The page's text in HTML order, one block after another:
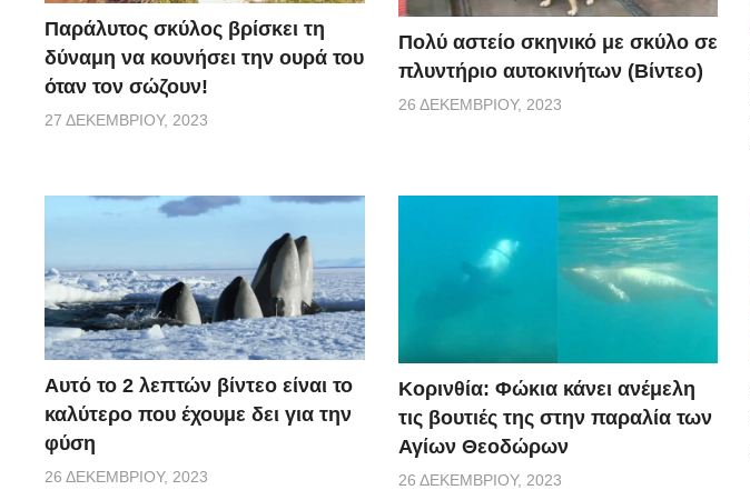
Παράλυτος σκύλος βρίσκει τη
δύναμη να κουνήσει την ουρά του
όταν τον σώζουν!
27 ΔΕΚΕΜΒΡΊΟΥ, 2023
Πολύ αστείο σκηνικό με σκύλο σε
πλυντήριο αυτοκινήτων (Βίντεο)
26 ΔΕΚΕΜΒΡΊΟΥ, 2023
Αυτό το 2 λεπτών βίντεο είναι το
καλύτερο που έχουμε δει για την
φύση
26 ΔΕΚΕΜΒΡΊΟΥ, 2023
Κορινθία: Φώκια κάνει ανέμελη
τις βουτιές της στην παραλία των
Αγίων Θεοδώρων
26 ΔΕΚΕΜΒΡΊΟΥ, 2023